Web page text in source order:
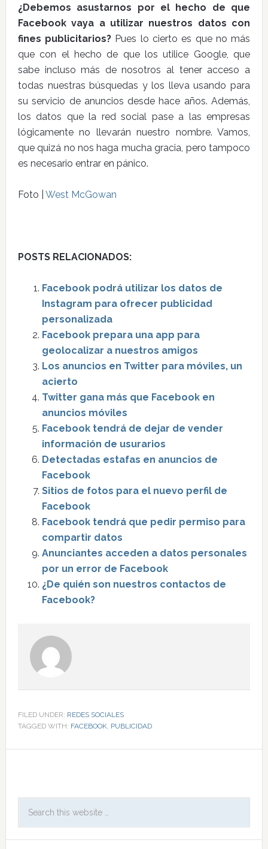
¿Debemos asustarnos por el hecho de que
Facebook vaya a utilizar nuestros datos con
fines publicitarios? Pues lo cierto es que no más
que con el hecho de que los utilice Google, que
sabe incluso más de nosotros al tener acceso a
todas nuestras búsquedas y los lleva usando para
su servicio de anuncios desde hace años. Además,
los datos que la red social pase a las empresas
lógicamente no llevarán nuestro nombre. Vamos,
que quizá no nos haga mucha gracia, pero tampoco
es necesario entrar en pánico.
Foto | West McGowan
POSTS RELACIONADOS:
Facebook podrá utilizar los datos de
Instagram para ofrecer publicidad
personalizada
Facebook prepara una app para
geolocalizar a nuestros amigos
Los anuncios en Twitter para móviles, un
acierto
Twitter gana más que Facebook en
anuncios móviles
Facebook tendrá de dejar de vender
información de usurarios
Detectadas estafas en anuncios de
Facebook
Sitios de fotos para el nuevo perfil de
Facebook
Facebook tendrá que pedir permiso para
compartir datos
Anunciantes acceden a datos personales
por un error de Facebook
¿De quién son nuestros contactos de
Facebook?
FILED UNDER: REDES SOCIALES
TAGGED WITH: FACEBOOK, PUBLICIDAD